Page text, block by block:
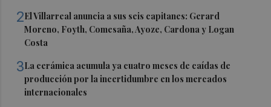
2El Villarreal anuncia a sus seis capitanes: Gerard
Moreno, Foyth, Comesaña, Ayoze, Cardona y Logan
Costa
3La cerámica acumula ya cuatro meses de caídas de
producción por la incertidumbre en los mercados
internacionales